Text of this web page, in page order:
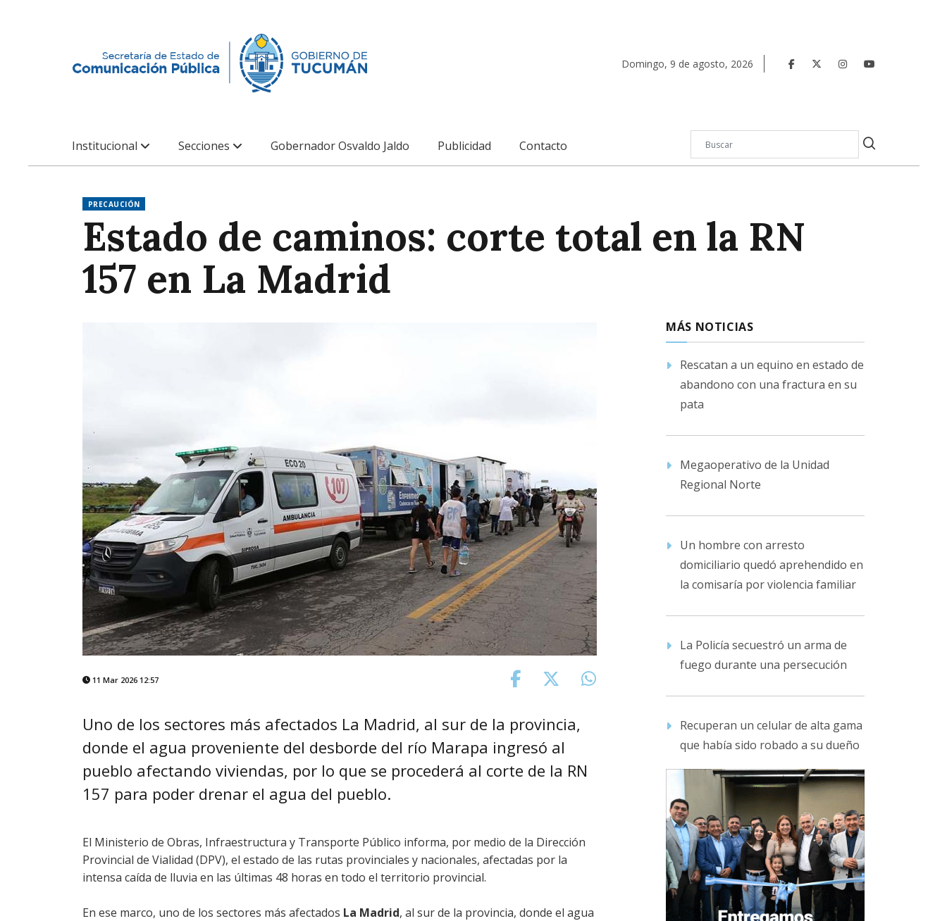
Domingo, 9 de agosto, 2026
Institucional Secciones Gobernador Osvaldo Jaldo Publicidad Contacto
PRECAUCIÓN
Estado de caminos: corte total en la RN
157 en La Madrid
11 Mar 2026 12:57
Uno de los sectores más afectados La Madrid, al sur de la provincia,
donde el agua proveniente del desborde del río Marapa ingresó al
pueblo afectando viviendas, por lo que se procederá al corte de la RN
157 para poder drenar el agua del pueblo.
El Ministerio de Obras, Infraestructura y Transporte Público informa, por medio de la Dirección
Provincial de Vialidad (DPV), el estado de las rutas provinciales y nacionales, afectadas por la
intensa caída de lluvia en las últimas 48 horas en todo el territorio provincial.
En ese marco, uno de los sectores más afectados La Madrid, al sur de la provincia, donde el agua
MÁS NOTICIAS
Rescatan a un equino en estado de
abandono con una fractura en su
pata
Megaoperativo de la Unidad
Regional Norte
Un hombre con arresto
domiciliario quedó aprehendido en
la comisaría por violencia familiar
La Policía secuestró un arma de
fuego durante una persecución
Recuperan un celular de alta gama
que había sido robado a su dueño